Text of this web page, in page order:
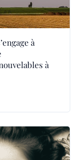
à
à